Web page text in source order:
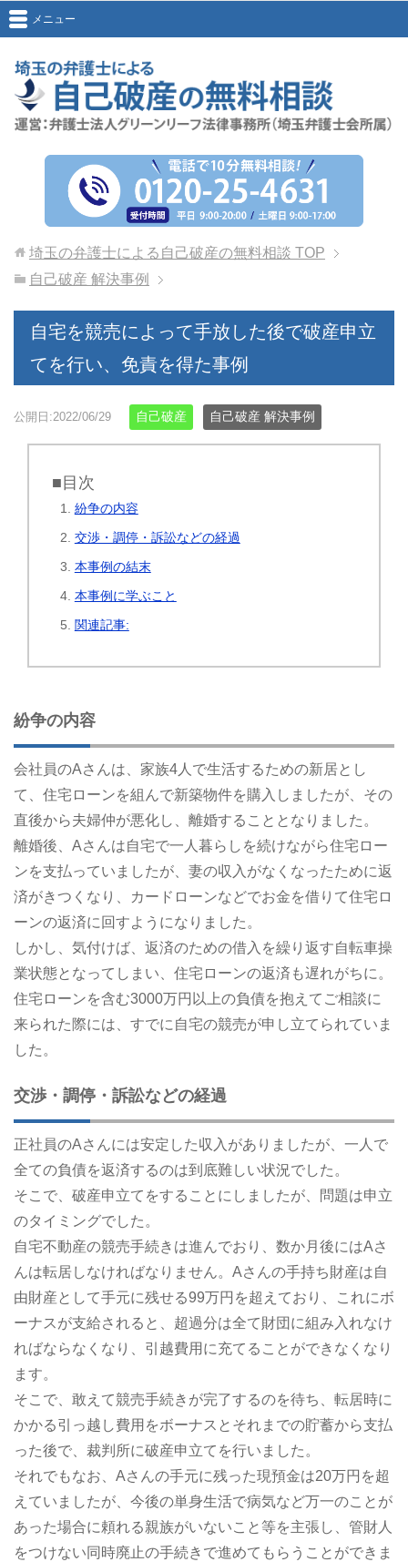
メニュー
埼玉の弁護士による自己破産の無料相談 TOP
自己破産 解決事例
自宅を競売によって手放した後で破産申立
てを行い、免責を得た事例
公開日:2022/06/29 自己破産 自己破産 解決事例
■目次
紛争の内容
交渉・調停・訴訟などの経過
本事例の結末
本事例に学ぶこと
関連記事:
紛争の内容
会社員のAさんは、家族4人で生活するための新居とし
て、住宅ローンを組んで新築物件を購入しましたが、その
直後から夫婦仲が悪化し、離婚することとなりました。
離婚後、Aさんは自宅で一人暮らしを続けながら住宅ロー
ンを支払っていましたが、妻の収入がなくなったために返
済がきつくなり、カードローンなどでお金を借りて住宅ロ
ーンの返済に回すようになりました。
しかし、気付けば、返済のための借入を繰り返す自転車操
業状態となってしまい、住宅ローンの返済も遅れがちに。
住宅ローンを含む3000万円以上の負債を抱えてご相談に
来られた際には、すでに自宅の競売が申し立てられていま
した。
交渉・調停・訴訟などの経過
正社員のAさんには安定した収入がありましたが、一人で
全ての負債を返済するのは到底難しい状況でした。
そこで、破産申立てをすることにしましたが、問題は申立
のタイミングでした。
自宅不動産の競売手続きは進んでおり、数か月後にはAさ
んは転居しなければなりません。Aさんの手持ち財産は自
由財産として手元に残せる99万円を超えており、これにボ
ーナスが支給されると、超過分は全て財団に組み入れなけ
ればならなくなり、引越費用に充てることができなくなり
ます。
そこで、敢えて競売手続きが完了するのを待ち、転居時に
かかる引っ越し費用をボーナスとそれまでの貯蓄から支払
った後で、裁判所に破産申立てを行いました。
それでもなお、Aさんの手元に残った現預金は20万円を超
えていましたが、今後の単身生活で病気など万一のことが
あった場合に頼れる親族がいないこと等を主張し、管財人
をつけない同時廃止の手続きで進めてもらうことができま